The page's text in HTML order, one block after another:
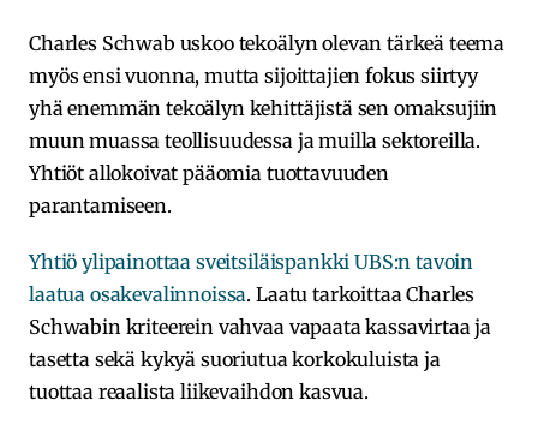
Charles Schwab uskoo tekoälyn olevan tärkeä teema
myös ensi vuonna, mutta sijoittajien fokus siirtyy
yhä enemmän tekoälyn kehittäjistä sen omaksujiin
muun muassa teollisuudessa ja muilla sektoreilla.
Yhtiöt allokoivat pääomia tuottavuuden
parantamiseen.
Yhtiö ylipainottaa sveitsiläispankki UBS:n tavoin
laatua osakevalinnoissa. Laatu tarkoittaa Charles
Schwabin kriteerein vahvaa vapaata kassavirtaa ja
tasetta sekä kykyä suoriutua korkokuluista ja
tuottaa reaalista liikevaihdon kasvua.